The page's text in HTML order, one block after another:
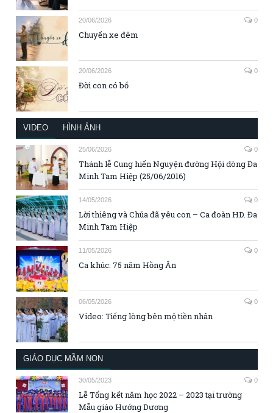
20/06/2026 0
Chuyến xe đêm
20/06/2026 0
Đời con có bố
VIDEO HÌNH ẢNH
25/06/2026 0
Thánh lễ Cung hiến Nguyện đường Hội dòng Đa
Minh Tam Hiệp (25/06/2016)
14/05/2026 0
Lời thiêng và Chúa đã yêu con – Ca đoàn HD. Đa
Minh Tam Hiệp
11/05/2026 0
Ca khúc: 75 năm Hồng Ân
06/05/2026 0
Video: Tiếng lòng bên mộ tiền nhân
GIÁO DỤC MẦM NON
30/05/2023 0
Lễ Tổng kết năm học 2022 – 2023 tại trường
Mẫu giáo Hướng Dương